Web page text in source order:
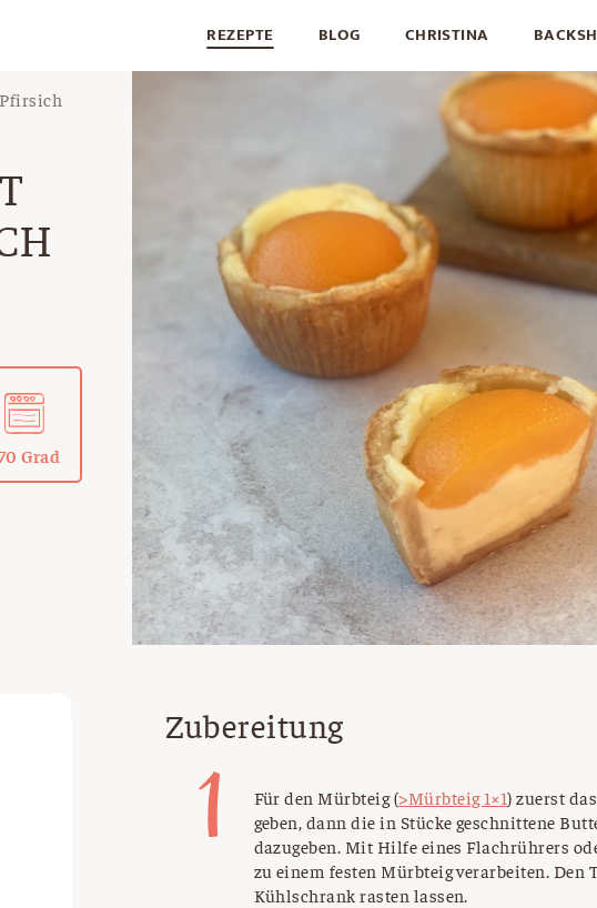
REZEPTE BLOG CHRISTINA
Grad
Zubereitung
Für den Mürbteig (>Mürbteig 1×1) zuerst
geben, dann die in Stücke geschnittene
dazugeben. Mit Hilfe eines Flachrührers
zu einem festen Mürbteig verarbeiten. Den
Kühlschrank rasten lassen.